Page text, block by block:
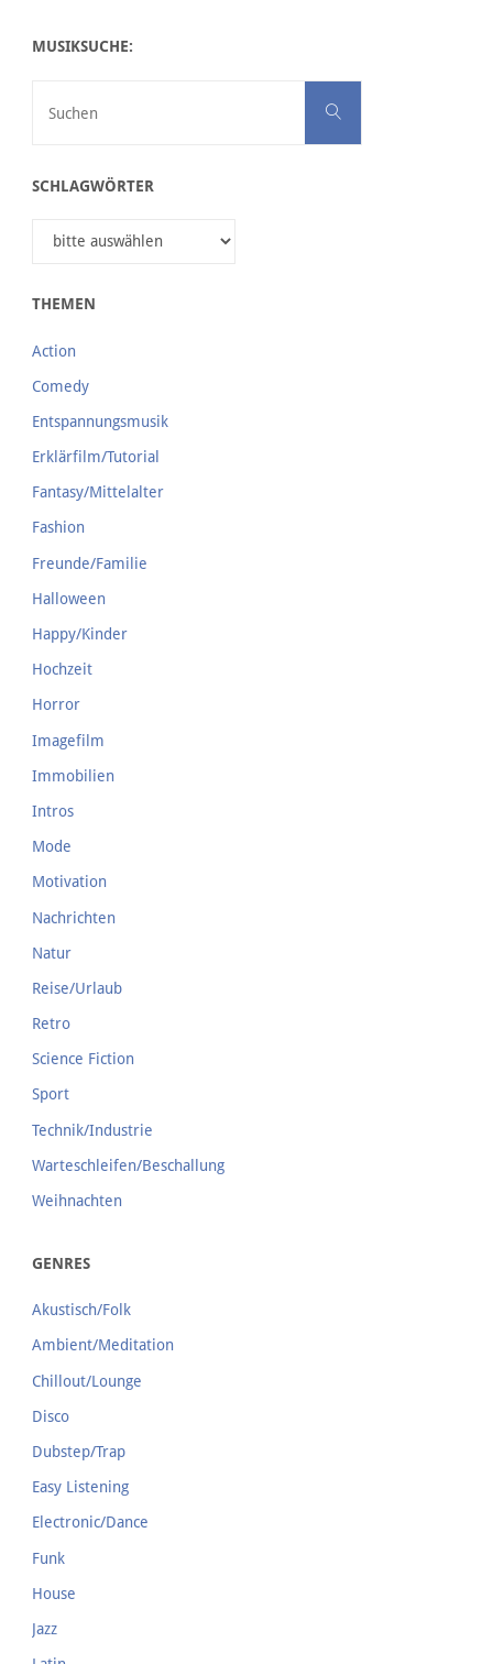
MUSIKSUCHE:
Suchen
SCHLAGWÖRTER
THEMEN
Action
Comedy
Entspannungsmusik
Erklärfilm/Tutorial
Fantasy/Mittelalter
Fashion
Freunde/Familie
Halloween
Happy/Kinder
Hochzeit
Horror
Imagefilm
Immobilien
Intros
Mode
Motivation
Nachrichten
Natur
Reise/Urlaub
Retro
Science Fiction
Sport
Technik/Industrie
Warteschleifen/Beschallung
Weihnachten
GENRES
Akustisch/Folk
Ambient/Meditation
Chillout/Lounge
Disco
Dubstep/Trap
Easy Listening
Electronic/Dance
Funk
House
Jazz